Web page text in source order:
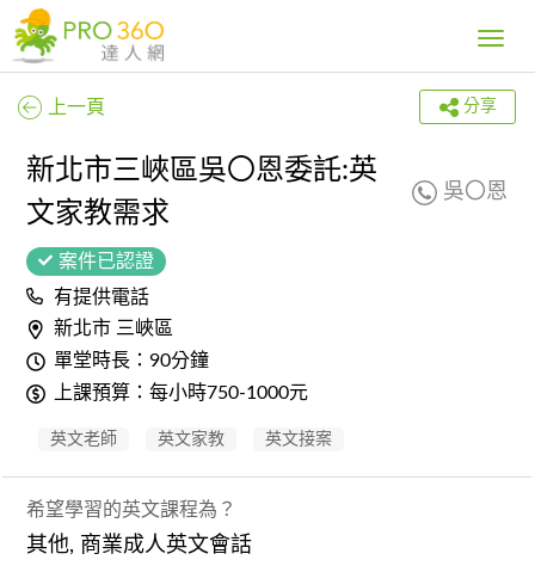
Toggle
上一頁 分享
新北市三峽區吳〇恩委託:英
文家教需求
吳〇恩
案件已認證
有提供電話
新北市 三峽區
單堂時長：90分鐘
上課預算：每小時750-1000元
英文老師 英文家教 英文接案
希望學習的英文課程為？
其他, 商業成人英文會話